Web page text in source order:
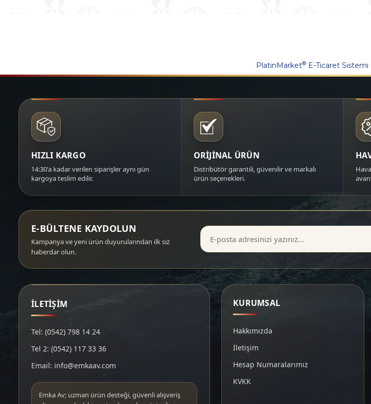
PlatinMarket® E-Ticaret Sistemi
HIZLI KARGO
14:30'a kadar verilen siparişler aynı gün
kargoya teslim edilir.
ORİJİNAL ÜRÜN
Distribütör garantili, güvenilir ve markalı
ürün seçenekleri.
E-BÜLTENE KAYDOLUN
Kampanya ve yeni ürün duyurularından ilk siz
haberdar olun.
İLETİŞİM
Tel: (0542) 798 14 24
Tel 2: (0542) 117 33 36
Email: info@emkaav.com
Emka Av; uzman ürün desteği, güvenli alışveriş
KURUMSAL
Hakkımızda
İletişim
Hesap Numaralarımız
KVKK